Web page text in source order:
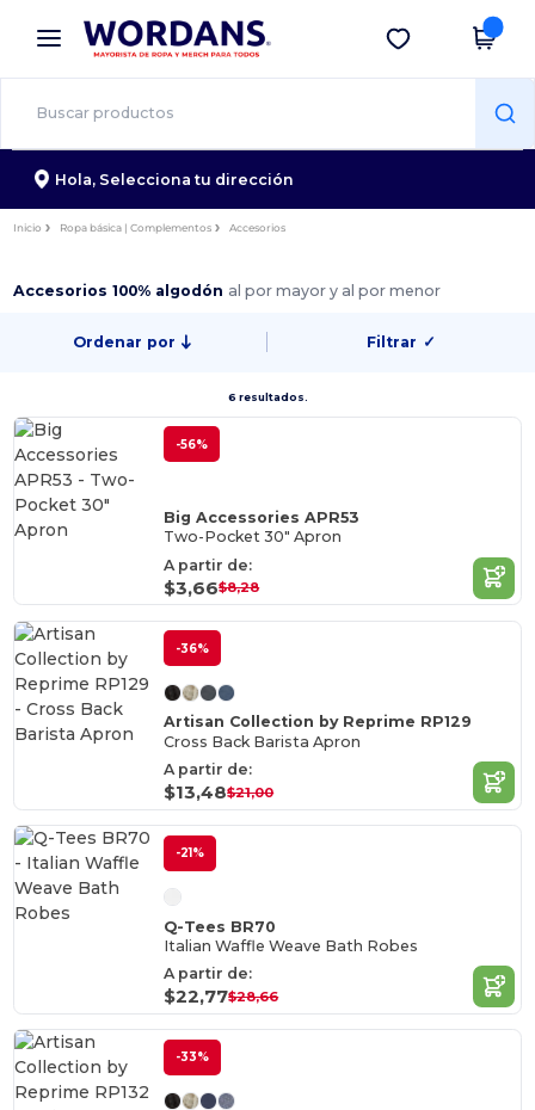
× App de Wordans
¡Mejores precios en app!
Descargar app
Hola, Selecciona tu dirección
Inicio Ropa básica | Complementos Accesorios
Accesorios 100% algodón al por mayor y al por menor
Ordenar por Filtrar ✓
6 resultados.
-56%
Big Accessories APR53
Two-Pocket 30" Apron
A partir de:
$3,66$8,28
-36%
Artisan Collection by Reprime RP129
Cross Back Barista Apron
A partir de:
$13,48$21,00
-21%
Q-Tees BR70
Italian Waffle Weave Bath Robes
A partir de:
$22,77$28,66
-33%